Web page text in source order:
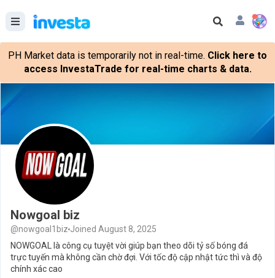
PH Market data is temporarily not in real-time. Click here to
access InvestaTrade for real-time charts & data.
Nowgoal biz
@nowgoal1biz Joined August 8, 2025
NOWGOAL là công cụ tuyệt vời giúp bạn theo dõi tỷ số bóng đá
trực tuyến mà không cần chờ đợi. Với tốc độ cập nhật tức thì và độ
chính xác cao